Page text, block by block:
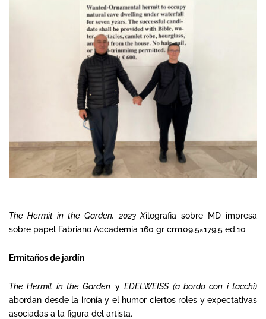
The Hermit in the Garden, 2023 Xilografia sobre MD impresa
sobre papel Fabriano Accademia 160 gr cm109,5×179,5 ed.10
Ermitaños de jardín
The Hermit in the Garden yEDELWEISS (a bordo con i tacchi)
abordan desde la ironía y el humor ciertos roles y expectativas
asociadas a la figura del artista.